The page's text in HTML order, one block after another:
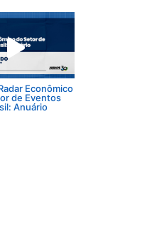
Econômico
de Eventos
Anuário